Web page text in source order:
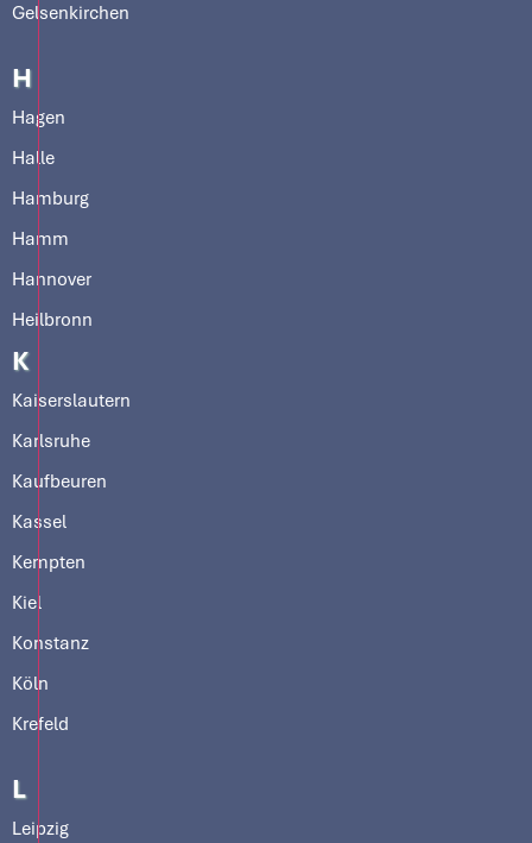
Gelsenkirchen
H
Hagen
Halle
Hamburg
Hamm
Hannover
Heilbronn
K
Kaiserslautern
Karlsruhe
Kaufbeuren
Kassel
Kempten
Kiel
Konstanz
Köln
Krefeld
L
Leipzig